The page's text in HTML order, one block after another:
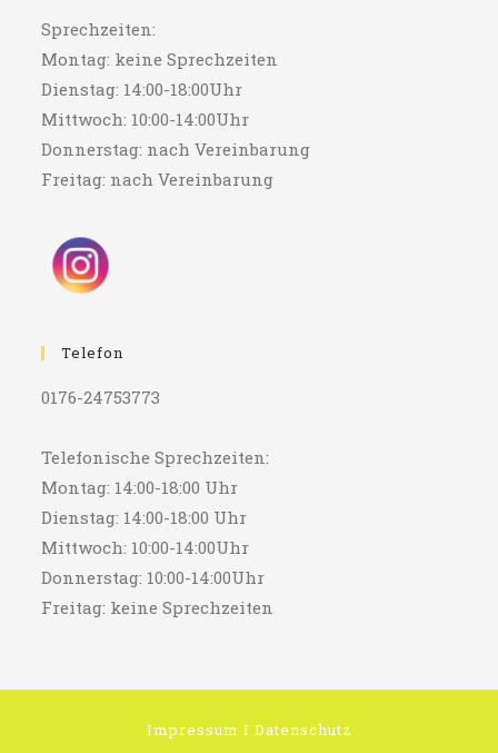
Sprechzeiten:
Montag: keine Sprechzeiten
Dienstag: 14:00-18:00Uhr
Mittwoch: 10:00-14:00Uhr
Donnerstag: nach Vereinbarung
Freitag: nach Vereinbarung
Telefon
0176-24753773
Telefonische Sprechzeiten:
Montag: 14:00-18:00 Uhr
Dienstag: 14:00-18:00 Uhr
Mittwoch: 10:00-14:00Uhr
Donnerstag: 10:00-14:00Uhr
Freitag: keine Sprechzeiten
Impressum I Datenschutz